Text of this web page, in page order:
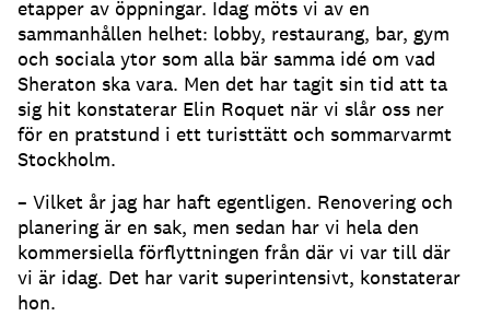
etapper av öppningar. Idag möts vi av en
sammanhållen helhet: lobby, restaurang, bar, gym
och sociala ytor som alla bär samma idé om vad
Sheraton ska vara. Men det har tagit sin tid att ta
sig hit konstaterar Elin Roquet när vi slår oss ner
för en pratstund i ett turisttätt och sommarvarmt
Stockholm.
– Vilket år jag har haft egentligen. Renovering och
planering är en sak, men sedan har vi hela den
kommersiella förflyttningen från där vi var till där
vi är idag. Det har varit superintensivt, konstaterar
hon.